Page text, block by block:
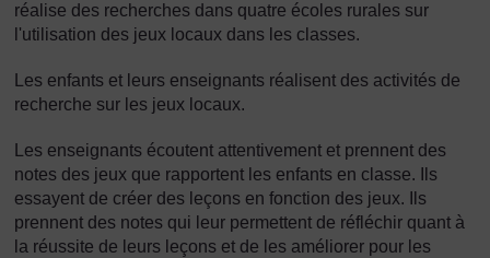
réalise des recherches dans quatre écoles rurales sur
l'utilisation des jeux locaux dans les classes.
Les enfants et leurs enseignants réalisent des activités de
recherche sur les jeux locaux.
Les enseignants écoutent attentivement et prennent des
notes des jeux que rapportent les enfants en classe. Ils
essayent de créer des leçons en fonction des jeux. Ils
prennent des notes qui leur permettent de réfléchir quant à
la réussite de leurs leçons et de les améliorer pour les